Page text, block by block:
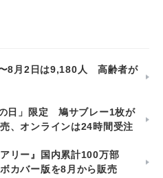
8月2日は9,180人 高齢者が
日」限定 鳩サブレー1枚が
、オンラインは24時間受注
アリー』国内累計100万部
カバー版を8月から販売